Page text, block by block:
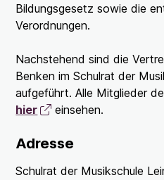
Bildungsgesetz sowie die
Verordnungen.
Nachstehend sind die
Benken im Schulrat der
aufgeführt. Alle Mitglieder
hier
einsehen.
Adresse
Schulrat der Musikschule